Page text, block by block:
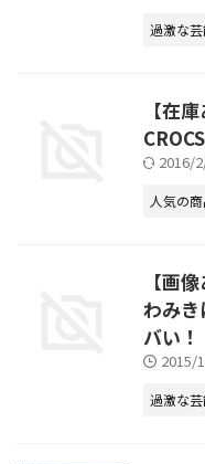
過激な
【在
2016/
人気の
【画
わみ
バい！
2015/
過激な